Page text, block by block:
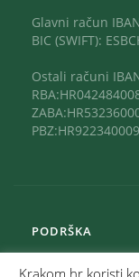
Glavni račun
BIC (SWIFT):
Ostali računi
PODRŠKA